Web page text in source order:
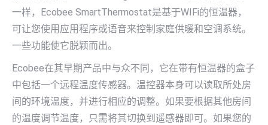
一样，Ecobee SmartThermostat是基于WIFi的恒温器，
可让您使用应用程序或语音来控制家庭供暖和空调系统。
一些功能使它脱颖而出。
Ecobee在其早期产品中与众不同，它在带有恒温器的盒子
中包括一个远程温度传感器。温控器本身可以读取所处房
间的环境温度，并进行相应的调整。如果要根据其他房间
的温度调节温度，只需将其切换到遥感器即可。如果您的